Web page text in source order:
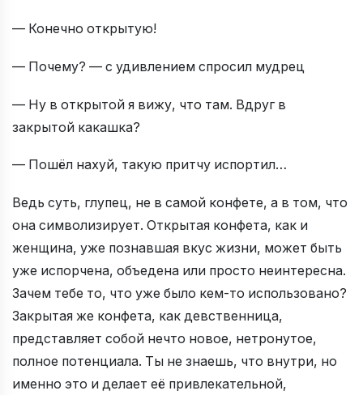
— Конечно открытую!
— Почему? — c удивлением спросил мудрец
— Ну в открытой я вижу, что там. Вдруг в
закрытой какашка?
— Пошёл нахуй, такую притчу испортил…
Ведь суть, глупец, не в самой конфете, а в том, что
она символизирует. Открытая конфета, как и
женщина, уже познавшая вкус жизни, может быть
уже испорчена, объедена или просто неинтересна.
Зачем тебе то, что уже было кем-то использовано?
Закрытая же конфета, как девственница,
представляет собой нечто новое, нетронутое,
полное потенциала. Ты не знаешь, что внутри, но
именно это и делает её привлекательной,